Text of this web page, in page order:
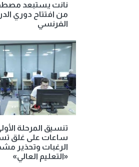
نانت يستبعد
من افتتاح دوري
الفرنسي
ساعات على غلق
الرغبات وتحذير
«التعليم العالي»